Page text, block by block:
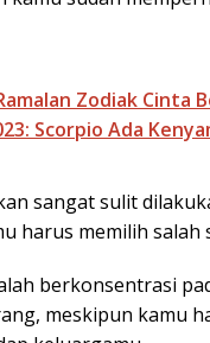
Zodiak Cinta
Scorpio Ada
sangat sulit
harus memilih salah
berkonsentrasi
meskipun kamu